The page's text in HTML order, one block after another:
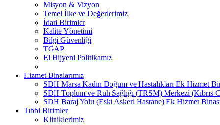
Misyon & Vizyon
Temel İlke ve Değerlerimiz
İdari Birimler
Kalite Yönetimi
Bilgi Güvenliği
TGAP
El Hijyeni Politikamız
Hizmet Binalarımız
SDH Marsa Kadın Doğum ve Hastalıkları Ek Hizmet
SDH Toplum ve Ruh Sağlığı (TRSM) Merkezi (Kıbrıs
SDH Baraj Yolu (Eski Askeri Hastane) Ek Hizmet Binası
Tıbbi Birimler
Kliniklerimiz